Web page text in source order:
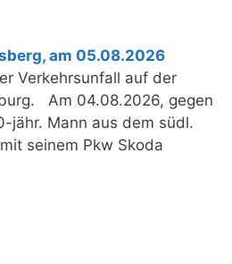
am 05.08.2026
Verkehrsunfall auf der
Am 04.08.2026, gegen
jähr. Mann aus dem südl.
seinem Pkw Skoda